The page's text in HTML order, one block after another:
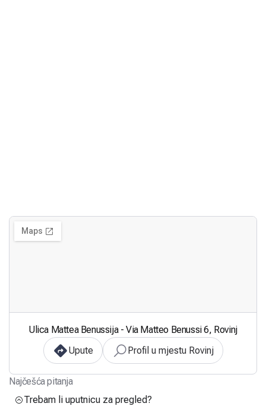
Ulica Mattea Benussija - Via Matteo Benussi 6, Rovinj
Upute
Profil u mjestu Rovinj
Najčešća pitanja
Trebam li uputnicu za pregled?